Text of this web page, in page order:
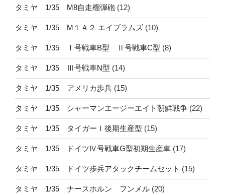
タミヤ 1/35 M8自走榴弾砲 (12)
タミヤ 1/35 M１Ａ２ エイブラムズ (10)
タミヤ 1/35 Ⅰ号戦車B型 Ⅱ号戦車C型 (8)
タミヤ 1/35 Ⅲ号戦車N型 (14)
タミヤ 1/35 アメリカ歩兵 (15)
タミヤ 1/35 シャーマンエージーエイト朝鮮戦争 (22)
タミヤ 1/35 タイガーⅠ後期生産型 (15)
タミヤ 1/35 ドイツⅣ号戦車G型初期生産車 (17)
タミヤ 1/35 ドイツ歩兵アタックチームセット (15)
タミヤ 1/35 ナースホルン フンメル (20)